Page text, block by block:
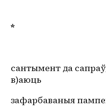
*
сантымент да
в)аюць
зафарбаваныя